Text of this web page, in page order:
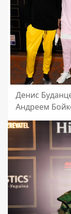
Денис
Андреем